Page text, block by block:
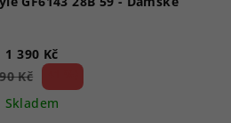
1 390 Kč
Kč
Skladem